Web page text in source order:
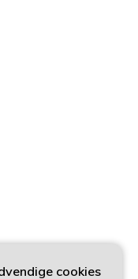
cookies